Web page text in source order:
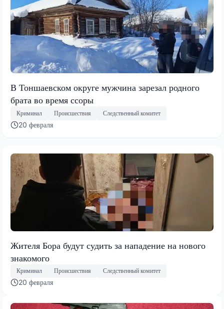
В Тоншаевском округе мужчина зарезал родного
брата во время ссоры
Криминал Происшествия Следственный комитет
20 февраля
Жителя Бора будут судить за нападение на нового
знакомого
Криминал Происшествия Следственный комитет
20 февраля